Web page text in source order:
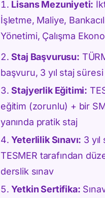
Lisans Mezuniyeti:
İşletme, Maliye,
Yönetimi, Çalışma
Staj Başvurusu:
başvuru, 3 yıl staj
Stajyerlik Eğitimi:
eğitim (zorunlu) + bir
yanında pratik staj
Yeterlilik Sınavı: 3 yıl
TESMER tarafından
derslik sınav
Yetkin Sertifika: